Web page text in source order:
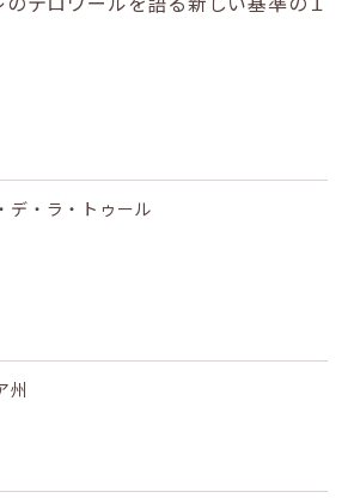
デ・ラ・トゥール
州